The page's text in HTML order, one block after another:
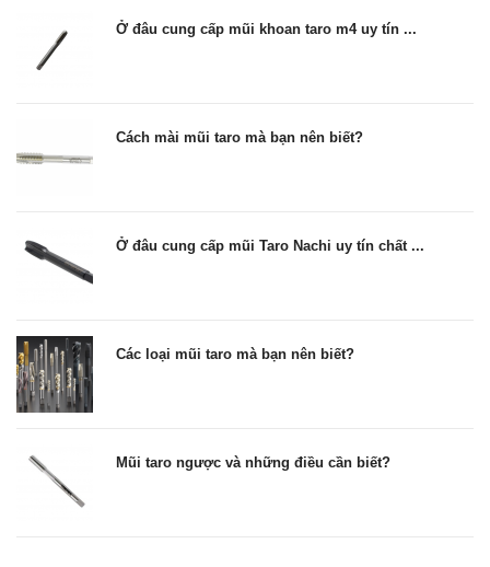
Ở đâu cung cấp mũi khoan taro m4 uy tín ...
Cách mài mũi taro mà bạn nên biết?
Ở đâu cung cấp mũi Taro Nachi uy tín chất ...
Các loại mũi taro mà bạn nên biết?
Mũi taro ngược và những điều cần biết?